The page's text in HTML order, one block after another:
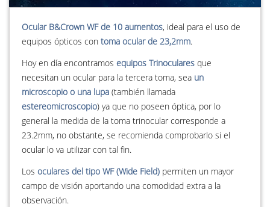
Ocular B&Crown WF de 10 aumentos, ideal para el uso de
equipos ópticos con toma ocular de 23,2mm.
Hoy en día encontramos equipos Trinoculares que
necesitan un ocular para la tercera toma, sea un
microscopio o una lupa (también llamada
estereomicroscopio) ya que no poseen óptica, por lo
general la medida de la toma trinocular corresponde a
23.2mm, no obstante, se recomienda comprobarlo si el
ocular lo va utilizar con tal fin.
Los oculares del tipo WF (Wide Field) permiten un mayor
campo de visión aportando una comodidad extra a la
observación.